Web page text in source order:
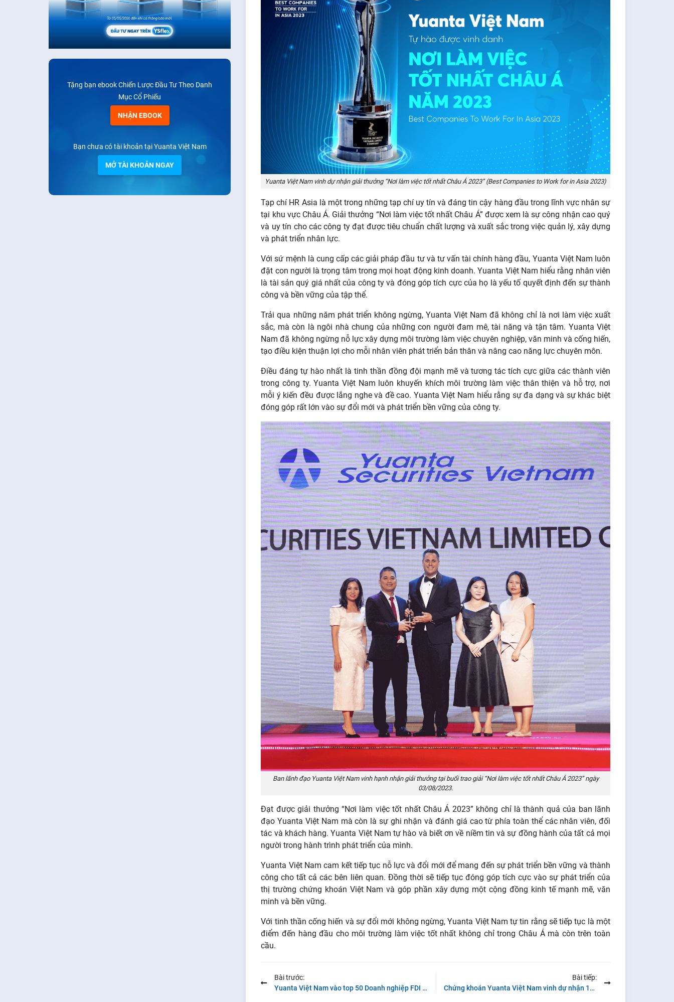
Tặng bạn ebook Chiến Lược Đầu Tư Theo Danh
Mục Cổ Phiếu
NHẬN EBOOK
Bạn chưa có tài khoản tại Yuanta Việt Nam
MỞ TÀI KHOẢN NGAY
Yuanta Việt Nam vinh dự nhận giải thưởng “Nơi làm việc tốt nhất Châu Á 2023” (Best Companies to Work for in Asia 2023)
Tạp chí HR Asia là một trong những tạp chí uy tín và đáng tin cậy hàng đầu trong lĩnh vực nhân sự
tại khu vực Châu Á. Giải thưởng “Nơi làm việc tốt nhất Châu Á” được xem là sự công nhận cao quý
và uy tín cho các công ty đạt được tiêu chuẩn chất lượng và xuất sắc trong việc quản lý, xây dựng
và phát triển nhân lực.
Với sứ mệnh là cung cấp các giải pháp đầu tư và tư vấn tài chính hàng đầu, Yuanta Việt Nam luôn
đặt con người là trọng tâm trong mọi hoạt động kinh doanh. Yuanta Việt Nam hiểu rằng nhân viên
là tài sản quý giá nhất của công ty và đóng góp tích cực của họ là yếu tố quyết định đến sự thành
công và bền vững của tập thể.
Trải qua những năm phát triển không ngừng, Yuanta Việt Nam đã không chỉ là nơi làm việc xuất
sắc, mà còn là ngôi nhà chung của những con người đam mê, tài năng và tận tâm. Yuanta Việt
Nam đã không ngừng nỗ lực xây dựng môi trường làm việc chuyên nghiệp, văn minh và cống hiến,
tạo điều kiện thuận lợi cho mỗi nhân viên phát triển bản thân và nâng cao năng lực chuyên môn.
Điều đáng tự hào nhất là tinh thần đồng đội mạnh mẽ và tương tác tích cực giữa các thành viên
trong công ty. Yuanta Việt Nam luôn khuyến khích môi trường làm việc thân thiện và hỗ trợ, nơi
mỗi ý kiến đều được lắng nghe và đề cao. Yuanta Việt Nam hiểu rằng sự đa dạng và sự khác biệt
đóng góp rất lớn vào sự đổi mới và phát triển bền vững của công ty.
Ban lãnh đạo Yuanta Việt Nam vinh hạnh nhận giải thưởng tại buổi trao giải “Nơi làm việc tốt nhất Châu Á 2023” ngày
03/08/2023.
Đạt được giải thưởng “Nơi làm việc tốt nhất Châu Á 2023” không chỉ là thành quả của ban lãnh
đạo Yuanta Việt Nam mà còn là sự ghi nhận và đánh giá cao từ phía toàn thể các nhân viên, đối
tác và khách hàng. Yuanta Việt Nam tự hào và biết ơn về niềm tin và sự đồng hành của tất cả mọi
người trong hành trình phát triển của mình.
Yuanta Việt Nam cam kết tiếp tục nỗ lực và đổi mới để mang đến sự phát triển bền vững và thành
công cho tất cả các bên liên quan. Đồng thời sẽ tiếp tục đóng góp tích cực vào sự phát triển của
thị trường chứng khoán Việt Nam và góp phần xây dựng một cộng đồng kinh tế mạnh mẽ, văn
minh và bền vững.
Với tinh thần cống hiến và sự đổi mới không ngừng, Yuanta Việt Nam tự tin rằng sẽ tiếp tục là một
điểm đến hàng đầu cho môi trường làm việc tốt nhất không chỉ trong Châu Á mà còn trên toàn
cầu.
Bài trước:
Yuanta Việt Nam vào top 50 Doanh nghiệp FDI tiêu biểu năm 2022-2023
Bài tiếp:
Chứng khoán Yuanta Việt Nam vinh dự nhận 11 giải thưởng tại Asiamoney Brokers Poll 2023